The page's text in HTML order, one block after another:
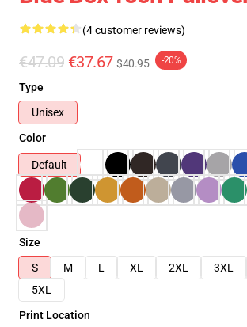
(4 customer reviews)
€47.09 €37.67 $40.95 -20%
Type
Unisex
Color
Default
Size
S
M L XL 2XL 3XL
5XL
Print Location